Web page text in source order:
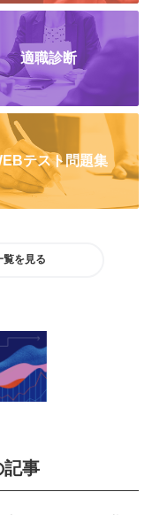
適職診断
テスト問題集
覧を見る
記事